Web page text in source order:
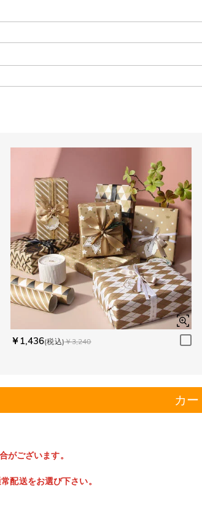
￥1,436(税込)￥3,240
カ
がございます。
配送をお選び下さい。